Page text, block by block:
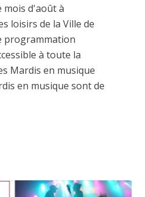
d'août à
loisirs de la Ville de
programmation
à toute la
Mardis en musique
en musique sont de